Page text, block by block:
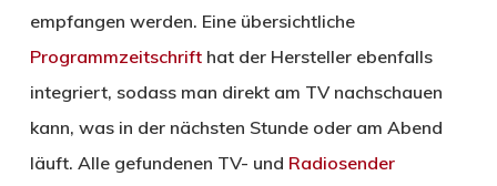
empfangen werden. Eine übersichtliche
Programmzeitschrifthat der Hersteller ebenfalls
integriert, sodass man direkt am TV nachschauen
kann, was in der nächsten Stunde oder am Abend
läuft. Alle gefundenen TV- und Radiosender